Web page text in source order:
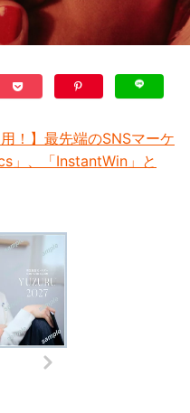
！】最先端のSNSマーケ
」、「InstantWin」と